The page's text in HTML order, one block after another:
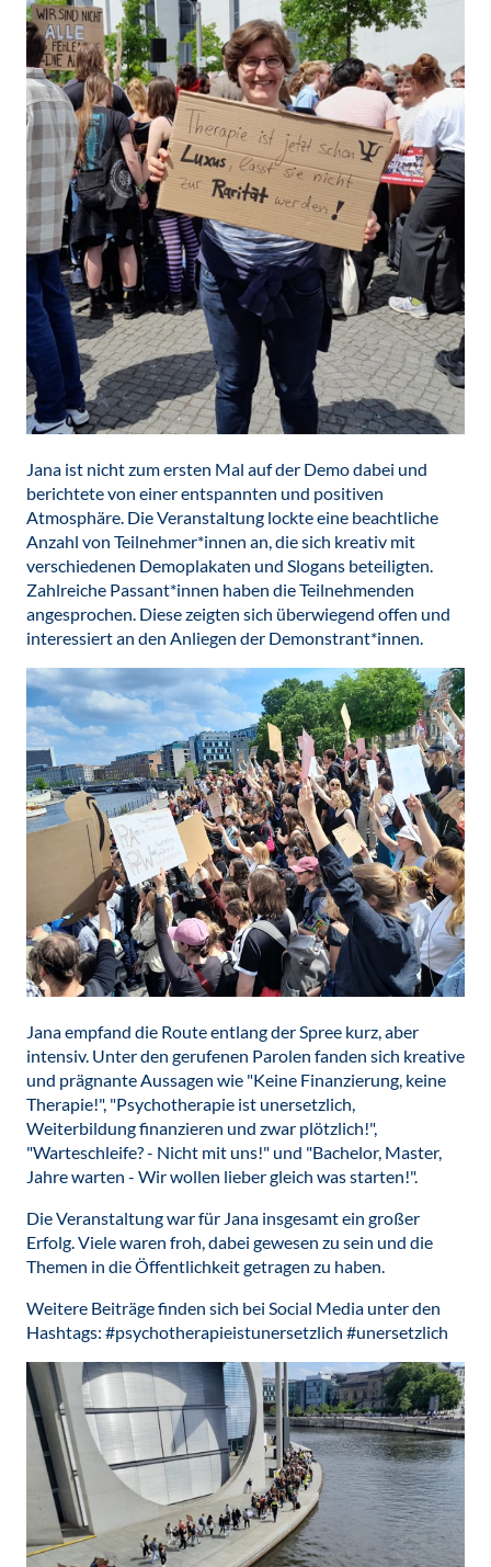
Jana ist nicht zum ersten Mal auf der Demo dabei und
berichtete von einer entspannten und positiven
Atmosphäre. Die Veranstaltung lockte eine beachtliche
Anzahl von Teilnehmer*innen an, die sich kreativ mit
verschiedenen Demoplakaten und Slogans beteiligten.
Zahlreiche Passant*innen haben die Teilnehmenden
angesprochen. Diese zeigten sich überwiegend offen und
interessiert an den Anliegen der Demonstrant*innen.
Jana empfand die Route entlang der Spree kurz, aber
intensiv. Unter den gerufenen Parolen fanden sich kreative
und prägnante Aussagen wie "Keine Finanzierung, keine
Therapie!", "Psychotherapie ist unersetzlich,
Weiterbildung finanzieren und zwar plötzlich!",
"Warteschleife? - Nicht mit uns!" und "Bachelor, Master,
Jahre warten - Wir wollen lieber gleich was starten!".
Die Veranstaltung war für Jana insgesamt ein großer
Erfolg. Viele waren froh, dabei gewesen zu sein und die
Themen in die Öffentlichkeit getragen zu haben.
Weitere Beiträge finden sich bei Social Media unter den
Hashtags: #psychotherapieistunersetzlich #unersetzlich